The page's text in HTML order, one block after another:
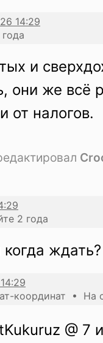
и
они же всё
от налогов.
2 года
ждать?
координат • На
@ 7